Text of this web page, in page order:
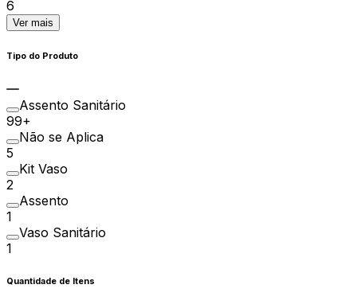
6
Ver mais
Tipo do Produto
Assento Sanitário
99+
Não se Aplica
5
Kit Vaso
2
Assento
1
Vaso Sanitário
1
Quantidade de Itens